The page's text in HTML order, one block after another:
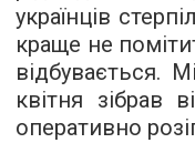
українців
краще не
відбувається.
квітня зібрав
оперативно